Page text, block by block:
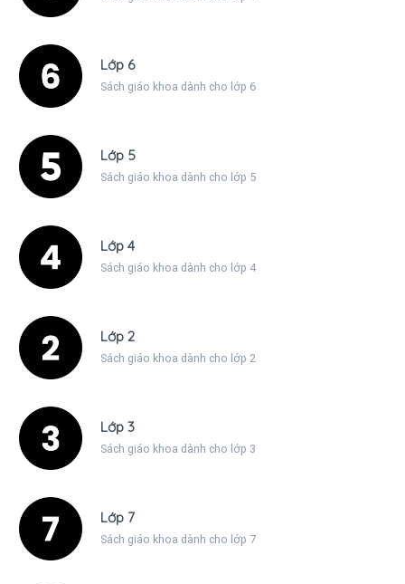
Lớp 6
Sách giáo khoa dành cho lớp 6
Lớp 5
Sách giáo khoa dành cho lớp 5
Lớp 4
Sách giáo khoa dành cho lớp 4
Lớp 2
Sách giáo khoa dành cho lớp 2
Lớp 3
Sách giáo khoa dành cho lớp 3
Lớp 7
Sách giáo khoa dành cho lớp 7